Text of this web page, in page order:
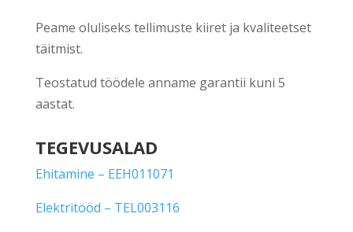
Peame oluliseks tellimuste kiiret ja kvaliteetset
täitmist.
Teostatud töödele anname garantii kuni 5
aastat.
TEGEVUSALAD
Ehitamine – EEH011071
Elektritööd – TEL003116